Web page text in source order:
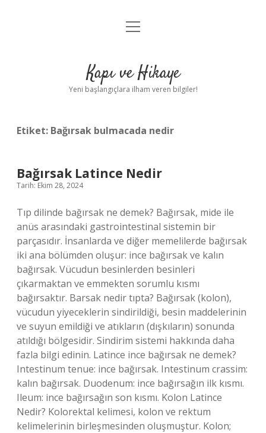
Anasayfa
Yasal Uyarı
menüyü
Kapı ve Hikaye
Yeni başlangıçlara ilham veren bilgiler!
Etiket: Bağırsak bulmacada nedir
Bağırsak Latince Nedir
Tarih: Ekim 28, 2024
Tıp dilinde bağırsak ne demek? Bağırsak, mide ile
anüs arasındaki gastrointestinal sistemin bir
parçasıdır. İnsanlarda ve diğer memelilerde bağırsak
iki ana bölümden oluşur: ince bağırsak ve kalın
bağırsak. Vücudun besinlerden besinleri
çıkarmaktan ve emmekten sorumlu kısmı
bağırsaktır. Barsak nedir tıpta? Bağırsak (kolon),
vücudun yiyeceklerin sindirildiği, besin maddelerinin
ve suyun emildiği ve atıkların (dışkıların) sonunda
atıldığı bölgesidir. Sindirim sistemi hakkında daha
fazla bilgi edinin. Latince ince bağırsak ne demek?
Intestinum tenue: ince bağırsak. Intestinum crassim:
kalın bağırsak. Duodenum: ince bağırsağın ilk kısmı.
Ileum: ince bağırsağın son kısmı. Kolon Latince
Nedir? Kolorektal kelimesi, kolon ve rektum
kelimelerinin birleşmesinden oluşmuştur. Kolon;